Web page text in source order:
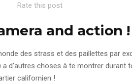
Rate this post
and action !
des strass et des paillettes par
a d’autres choses à te montrer durant
californien !